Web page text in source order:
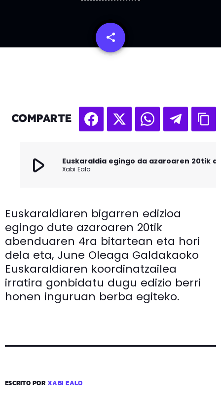
share
email
COMPARTE
play_arrow Xabi Ealo
Euskaraldiaren bigarren edizioa
egingo dute azaroaren 20tik
abenduaren 4ra bitartean eta hori
dela eta, June Oleaga Galdakaoko
Euskaraldiaren koordinatzailea
irratira gonbidatu dugu edizio berri
honen inguruan berba egiteko.
ESCRITO PORXABI EALO